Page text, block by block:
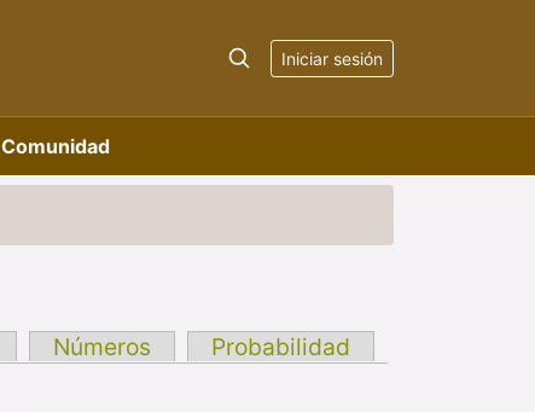
Iniciar sesión
Comunidad
Números
Probabilidad